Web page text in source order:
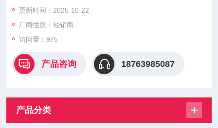
更新时间：2025-10-22
厂商性质：经销商
访问量：975
产品咨询 18763985087
产品分类